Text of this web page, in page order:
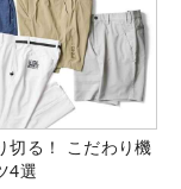
切る！ こだわり機
4選